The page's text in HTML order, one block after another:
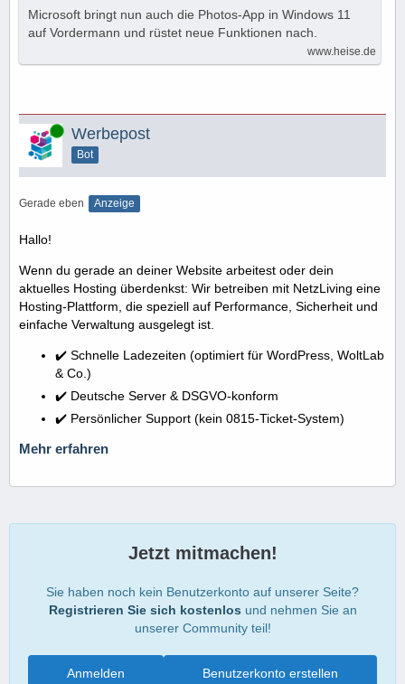
Microsoft bringt nun auch die Photos-App in Windows 11
auf Vordermann und rüstet neue Funktionen nach.
www.heise.de
Online Werbepost
Bot
Gerade eben Anzeige
Hallo!
Wenn du gerade an deiner Website arbeitest oder dein
aktuelles Hosting überdenkst: Wir betreiben mit NetzLiving eine
Hosting-Plattform, die speziell auf Performance, Sicherheit und
einfache Verwaltung ausgelegt ist.
✔️ Schnelle Ladezeiten (optimiert für WordPress, WoltLab
& Co.)
✔️ Deutsche Server & DSGVO-konform
✔️ Persönlicher Support (kein 0815-Ticket-System)
Mehr erfahren
Jetzt mitmachen!
Sie haben noch kein Benutzerkonto auf unserer Seite?
Registrieren Sie sich kostenlos und nehmen Sie an
unserer Community teil!
Benutzerkonto erstellen
Anmelden